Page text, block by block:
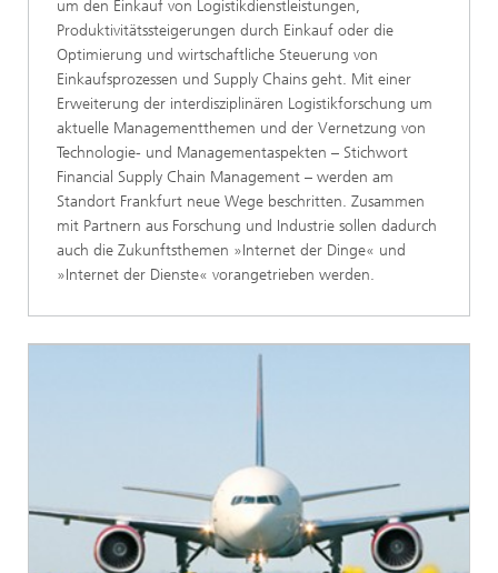
um den Einkauf von Logistikdienstleistungen,
Produktivitätssteigerungen durch Einkauf oder die
Optimierung und wirtschaftliche Steuerung von
Einkaufsprozessen und Supply Chains geht. Mit einer
Erweiterung der interdisziplinären Logistikforschung um
aktuelle Managementthemen und der Vernetzung von
Technologie- und Managementaspekten – Stichwort
Financial Supply Chain Management – werden am
Standort Frankfurt neue Wege beschritten. Zusammen
mit Partnern aus Forschung und Industrie sollen dadurch
auch die Zukunftsthemen »Internet der Dinge« und
»Internet der Dienste« vorangetrieben werden.